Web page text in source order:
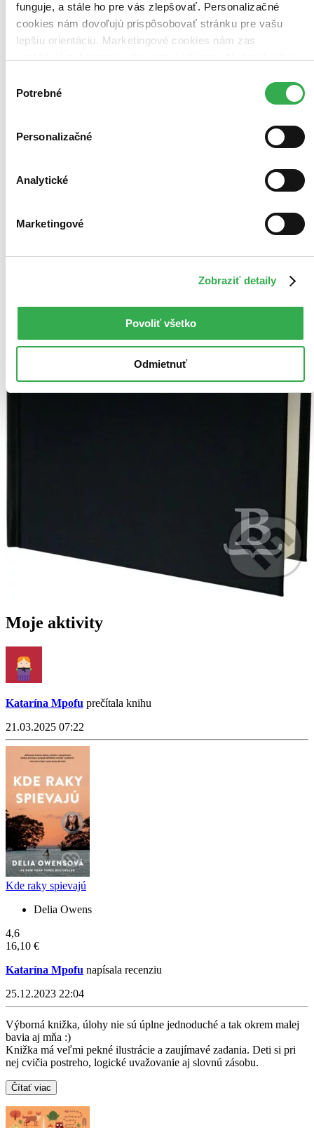
funguje, a stále ho pre vás zlepšovať. Personalizačné
cookies nám dovoľujú prispôsobovať stránku pre vašu
lepšiu orientáciu. Marketingové cookies nám zas
keby sme mohli používať všetky tieto cookies. Ďakujeme!
súhlasu
Potrebné
Personalizačné
Analytické
Marketingové
Zobraziť detaily
Povoliť všetko
Odmietnuť
Moje aktivity
Katarína Mpofu prečítala knihu
21.03.2025 07:22
Kde raky spievajú
Delia Owens
4,6
16,10 €
Katarína Mpofu napísala recenziu
25.12.2023 22:04
Výborná knižka, úlohy nie sú úplne jednoduché a tak okrem malej
bavia aj mňa :)
Knižka má veľmi pekné ilustrácie a zaujímavé zadania. Deti si pri
nej cvičia postreho, logické uvažovanie aj slovnú zásobu.
Čítať viac